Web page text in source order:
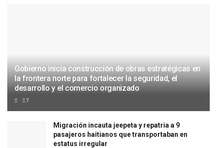
Gobierno inicia construcción de obras estratégicas en
la frontera norte para fortalecer la seguridad, el
desarrollo y el comercio organizado
7
Migración incauta jeepeta y repatria a 9
pasajeros haitianos que transportaban en
estatus irregular